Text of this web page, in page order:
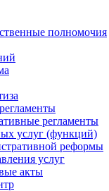
полномочия
регламенты
услуг (функций)
реформы
услуг
акты